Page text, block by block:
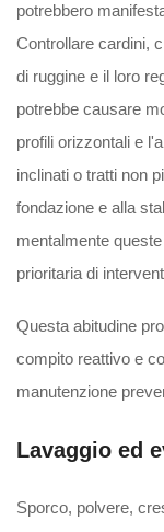
potrebbero
Controllare cardini,
di ruggine e il loro
potrebbe causare
profili orizzontali e
inclinati o tratti non
fondazione e alla
mentalmente
prioritaria di
Questa abitudine
compito reattivo e
manutenzione
Lavaggio ed
Sporco, polvere,